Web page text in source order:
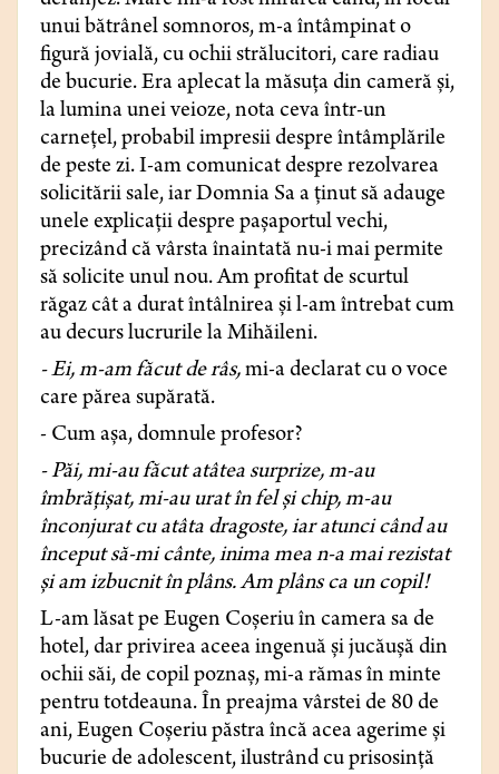
unui bătrânel somnoros, m-a întâmpinat o
figură jovială, cu ochii strălucitori, care radiau
de bucurie. Era aplecat la măsuța din cameră și,
la lumina unei veioze, nota ceva într-un
carnețel, probabil impresii despre întâmplările
de peste zi. I-am comunicat despre rezolvarea
solicitării sale, iar Domnia Sa a ținut să adauge
unele explicații despre pașaportul vechi,
precizând că vârsta înaintată nu-i mai permite
să solicite unul nou. Am profitat de scurtul
răgaz cât a durat întâlnirea și l-am întrebat cum
au decurs lucrurile la Mihăileni.
- Ei, m-am făcut de râs,mi-a declarat cu o voce
care părea supărată.
- Cum așa, domnule profesor?
- Păi, mi-au făcut atâtea surprize, m-au
îmbrățișat, mi-au urat în fel și chip, m-au
înconjurat cu atâta dragoste, iar atunci când au
început să-mi cânte, inima mea n-a mai rezistat
și am izbucnit în plâns. Am plâns ca un copil!
L-am lăsat pe Eugen Coșeriu în camera sa de
hotel, dar privirea aceea ingenuă și jucăușă din
ochii săi, de copil poznaș, mi-a rămas în minte
pentru totdeauna. În preajma vârstei de 80 de
ani, Eugen Coșeriu păstra încă acea agerime și
bucurie de adolescent, ilustrând cu prisosință